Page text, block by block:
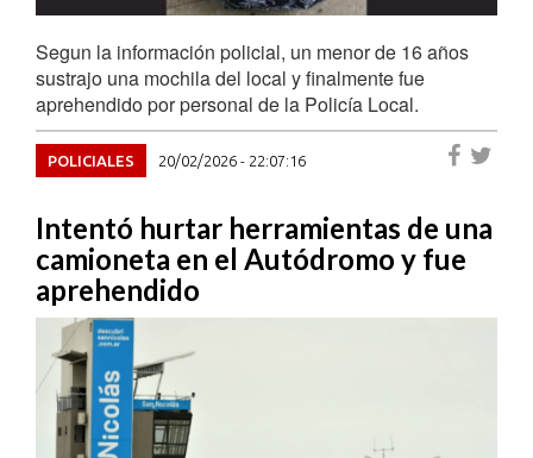
Segun la información policial, un menor de 16 años
sustrajo una mochila del local y finalmente fue
aprehendido por personal de la Policía Local.
POLICIALES 20/02/2026 - 22:07:16
Intentó hurtar herramientas de una
camioneta en el Autódromo y fue
aprehendido